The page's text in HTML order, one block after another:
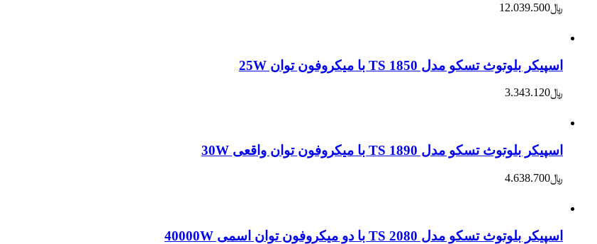
﷼12.039.500
اسپیکر بلوتوث تسکو مدل TS 1850 با میکروفون توان 25W
﷼3.343.120
اسپیکر بلوتوث تسکو مدل TS 1890 با میکروفون توان واقعی 30W
﷼4.638.700
اسپیکر بلوتوث تسکو مدل TS 2080 با دو میکروفون توان اسمی 40000W